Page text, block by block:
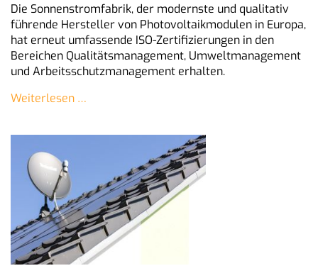
Die Sonnenstromfabrik, der modernste und qualitativ
führende Hersteller von Photovoltaikmodulen in Europa,
hat erneut umfassende ISO-Zertifizierungen in den
Bereichen Qualitätsmanagement, Umweltmanagement
und Arbeitsschutzmanagement erhalten.
Weiterlesen …